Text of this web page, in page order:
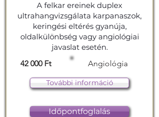
A felkar ereinek duplex
ultrahangvizsgálata karpanaszok,
keringési eltérés gyanúja,
oldalkülönbség vagy angiológiai
javaslat esetén.
42 000 Ft
Angiológia
További információ
Időpontfoglalás